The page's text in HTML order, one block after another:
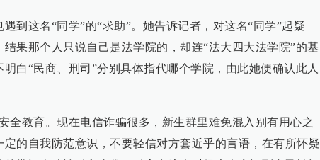
到这名“同学”的“求助”。她告诉记者，对这名“同学”起疑
结果那个人只说自己是法学院的，却连“法大四大法学院”的基
白“民商、刑司”分别具体指代哪个学院，由此她便确认此人
全教育。现在电信诈骗很多，新生群里难免混入别有用心之
定的自我防范意识，不要轻信对方套近乎的言语，在有所怀疑